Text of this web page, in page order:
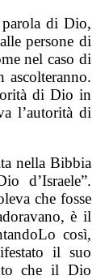
di Dio,
persone di
nel caso di
ascolteranno.
di Dio in
l’autorità di
nella Bibbia
d’Israele”.
che fosse
è il
così,
il suo
che il Dio